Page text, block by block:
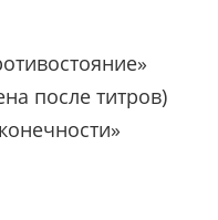
после титров)